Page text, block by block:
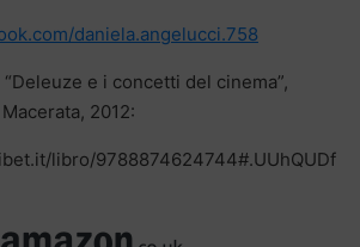
daniela.angelucci.758
e i concetti del cinema”,
2012:
libro/9788874624744#.UUhQUDf